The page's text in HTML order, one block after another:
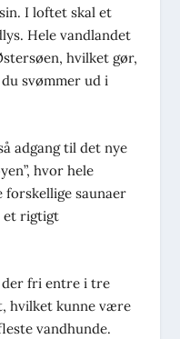
I loftet skal et
Hele vandlandet
hvilket gør,
svømmer ud i
adgang til det nye
hvor hele
saunaer
et rigtigt
fri entre i tre
hvilket kunne være
vandhunde.